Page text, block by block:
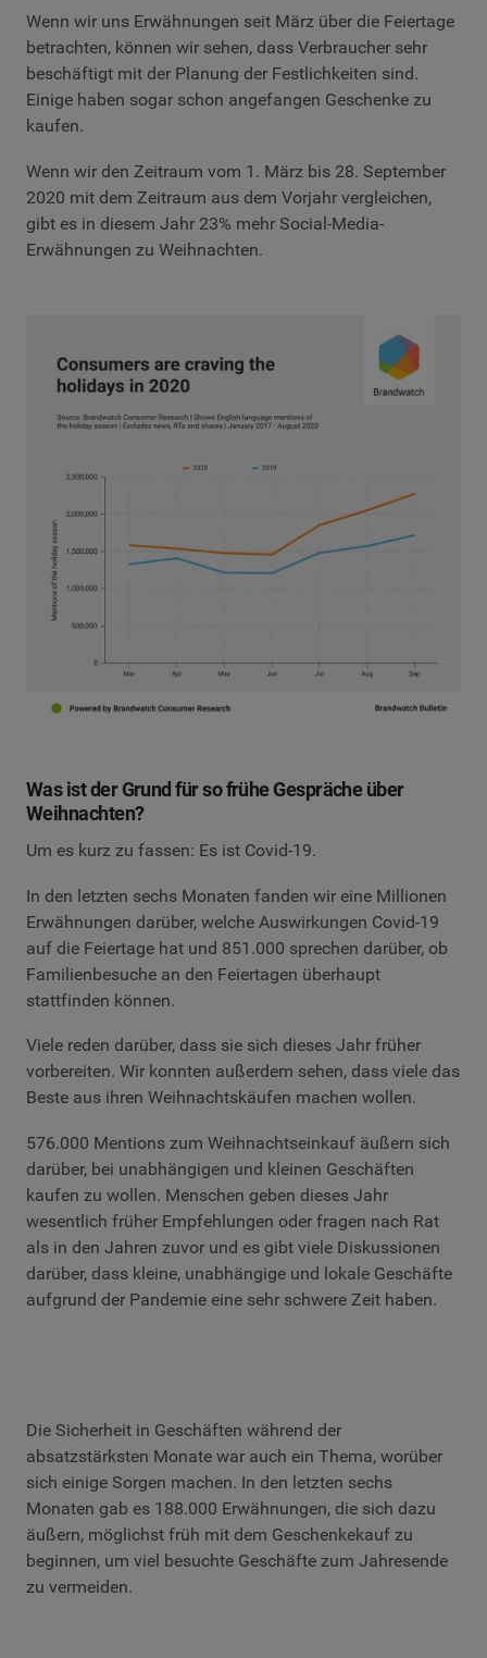
Wenn wir uns Erwähnungen seit März über die Feiertage
betrachten, können wir sehen, dass Verbraucher sehr
beschäftigt mit der Planung der Festlichkeiten sind.
Einige haben sogar schon angefangen Geschenke zu
kaufen.
Wenn wir den Zeitraum vom 1. März bis 28. September
2020 mit dem Zeitraum aus dem Vorjahr vergleichen,
gibt es in diesem Jahr 23% mehr Social-Media-
Erwähnungen zu Weihnachten.
Was ist der Grund für so frühe Gespräche über
Weihnachten?
Um es kurz zu fassen: Es ist Covid-19.
In den letzten sechs Monaten fanden wir eine Millionen
Erwähnungen darüber, welche Auswirkungen Covid-19
auf die Feiertage hat und 851.000 sprechen darüber, ob
Familienbesuche an den Feiertagen überhaupt
stattfinden können.
Viele reden darüber, dass sie sich dieses Jahr früher
vorbereiten. Wir konnten außerdem sehen, dass viele das
Beste aus ihren Weihnachtskäufen machen wollen.
576.000 Mentions zum Weihnachtseinkauf äußern sich
darüber, bei unabhängigen und kleinen Geschäften
kaufen zu wollen. Menschen geben dieses Jahr
wesentlich früher Empfehlungen oder fragen nach Rat
als in den Jahren zuvor und es gibt viele Diskussionen
darüber, dass kleine, unabhängige und lokale Geschäfte
aufgrund der Pandemie eine sehr schwere Zeit haben.
Die Sicherheit in Geschäften während der
absatzstärksten Monate war auch ein Thema, worüber
sich einige Sorgen machen. In den letzten sechs
Monaten gab es 188.000 Erwähnungen, die sich dazu
äußern, möglichst früh mit dem Geschenkekauf zu
beginnen, um viel besuchte Geschäfte zum Jahresende
zu vermeiden.